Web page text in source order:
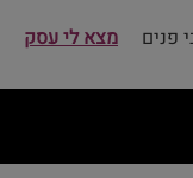
פנים מצא לי עסק